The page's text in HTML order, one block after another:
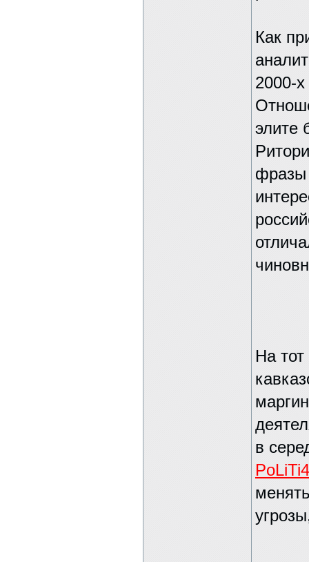
Как
2000-
элите
фразы
На
в